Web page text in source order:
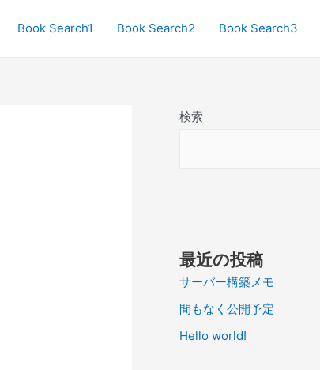
Book Search1 Book Search2 Book Search3
検索
最近の投稿
サーバー構築メモ
間もなく公開予定
Hello world!